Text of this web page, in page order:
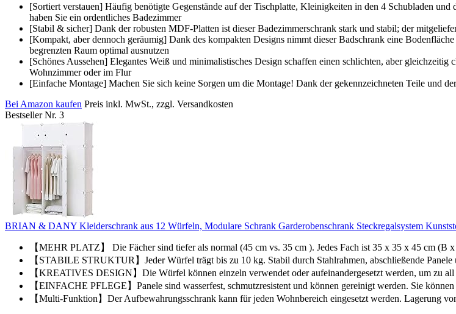
[Sortiert verstauen] Häufig benötigte Gegenstände auf der Tischplatte, Kleinigkeiten in den 4 Schubladen
haben Sie ein ordentliches Badezimmer
[Stabil & sicher] Dank der robusten MDF-Platten ist dieser Badezimmerschrank stark und stabil; der
[Kompakt, aber dennoch geräumig] Dank des kompakten Designs nimmt dieser Badschrank eine
begrenzten Raum optimal ausnutzen
[Schönes Aussehen] Elegantes Weiß und minimalistisches Design schaffen einen schlichten, aber
Wohnzimmer oder im Flur
[Einfache Montage] Machen Sie sich keine Sorgen um die Montage! Dank der gekennzeichneten Teile und
Bei Amazon kaufen Preis inkl. MwSt., zzgl. Versandkosten
Bestseller Nr. 3
BRIAN & DANY Kleiderschrank aus 12 Würfeln, Modulare Schrank Garderobenschrank Steckregalsystem
【MEHR PLATZ】 Die Fächer sind tiefer als normal (45 cm vs. 35 cm ). Jedes Fach ist 35 x 35 x 45 cm (B
【STABILE STRUKTUR】Jeder Würfel trägt bis zu 10 kg. Stabil durch Stahlrahmen, abschließende Panele
【KREATIVES DESIGN】Die Würfel können einzeln verwendet oder aufeinandergesetzt werden, um zu all
【EINFACHE PFLEGE】Panele sind wasserfest, schmutzresistent und können gereinigt werden. Sie
【Multi-Funktion】Der Aufbewahrungsschrank kann für jeden Wohnbereich eingesetzt werden. Lagerung